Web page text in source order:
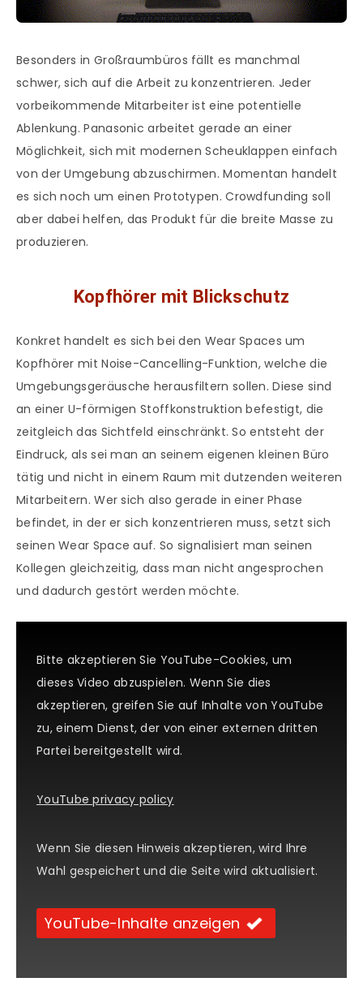
Besonders in Großraumbüros fällt es manchmal
schwer, sich auf die Arbeit zu konzentrieren. Jeder
vorbeikommende Mitarbeiter ist eine potentielle
Ablenkung. Panasonic arbeitet gerade an einer
Möglichkeit, sich mit modernen Scheuklappen einfach
von der Umgebung abzuschirmen. Momentan handelt
es sich noch um einen Prototypen. Crowdfunding soll
aber dabei helfen, das Produkt für die breite Masse zu
produzieren.
Kopfhörer mit Blickschutz
Konkret handelt es sich bei den Wear Spaces um
Kopfhörer mit Noise-Cancelling-Funktion, welche die
Umgebungsgeräusche herausfiltern sollen. Diese sind
an einer U-förmigen Stoffkonstruktion befestigt, die
zeitgleich das Sichtfeld einschränkt. So entsteht der
Eindruck, als sei man an seinem eigenen kleinen Büro
tätig und nicht in einem Raum mit dutzenden weiteren
Mitarbeitern. Wer sich also gerade in einer Phase
befindet, in der er sich konzentrieren muss, setzt sich
seinen Wear Space auf. So signalisiert man seinen
Kollegen gleichzeitig, dass man nicht angesprochen
und dadurch gestört werden möchte.
Bitte akzeptieren Sie YouTube-Cookies, um
dieses Video abzuspielen. Wenn Sie dies
akzeptieren, greifen Sie auf Inhalte von YouTube
zu, einem Dienst, der von einer externen dritten
Partei bereitgestellt wird.
YouTube privacy policy
Wenn Sie diesen Hinweis akzeptieren, wird Ihre
Wahl gespeichert und die Seite wird aktualisiert.
YouTube-Inhalte anzeigen